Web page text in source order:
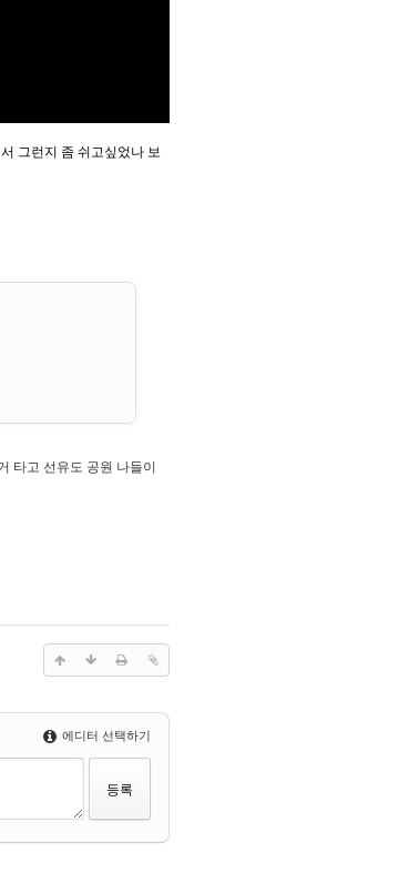
그런지 좀 쉬고싶었나 보
타고 선유도 공원 나들이
에디터 선택하기